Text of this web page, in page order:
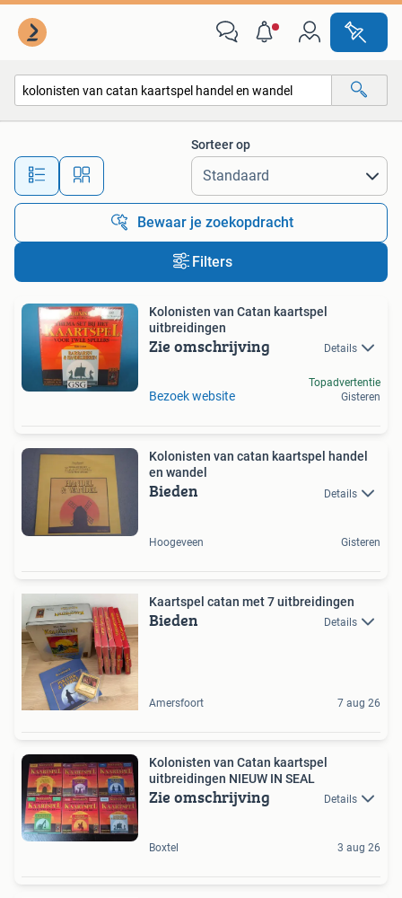
Alle afstanden…
Sorteer op
Bewaar je zoekopdracht
Filters
Kolonisten van Catan kaartspel
uitbreidingen
Zie omschrijving Details
Bezoek website
Topadvertentie
Gisteren
Kolonisten van catan kaartspel handel
en wandel
Bieden Details
Hoogeveen Gisteren
Kaartspel catan met 7 uitbreidingen
Bieden Details
Amersfoort 7 aug 26
Kolonisten van Catan kaartspel
uitbreidingen NIEUW IN SEAL
Zie omschrijving Details
Boxtel 3 aug 26